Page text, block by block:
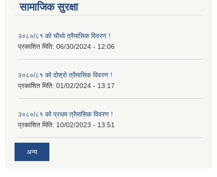
सामाजिक सुरक्षा
२०८०/८१ को चौथो त्रैमासिक विवरण !
प्रकाशित मिति: 06/30/2024 - 12:06
२०८०/८१ को दोश्रो त्रैमासिक विवरण !
प्रकाशित मिति: 01/02/2024 - 13:17
२०८०/८१ को प्रथम त्रैमासिक विवरण !
प्रकाशित मिति: 10/02/2023 - 13:51
अन्य